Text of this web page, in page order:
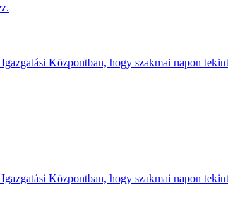
Központban, hogy szakmai napon
Központban, hogy szakmai napon